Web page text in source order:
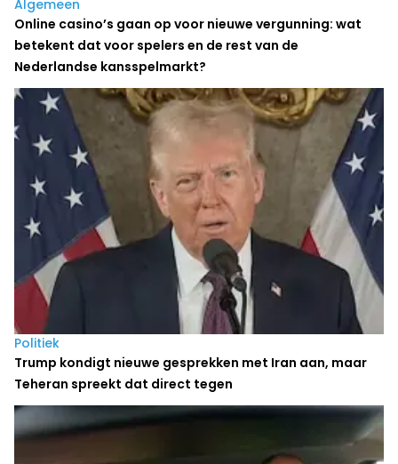
Algemeen
Online casino’s gaan op voor nieuwe vergunning: wat
betekent dat voor spelers en de rest van de
Nederlandse kansspelmarkt?
Politiek
Trump kondigt nieuwe gesprekken met Iran aan, maar
Teheran spreekt dat direct tegen